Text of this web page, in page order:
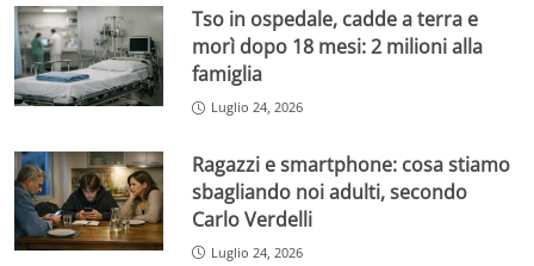
Tso in ospedale, cadde a terra e
morì dopo 18 mesi: 2 milioni alla
famiglia
Luglio 24, 2026
Ragazzi e smartphone: cosa stiamo
sbagliando noi adulti, secondo
Carlo Verdelli
Luglio 24, 2026